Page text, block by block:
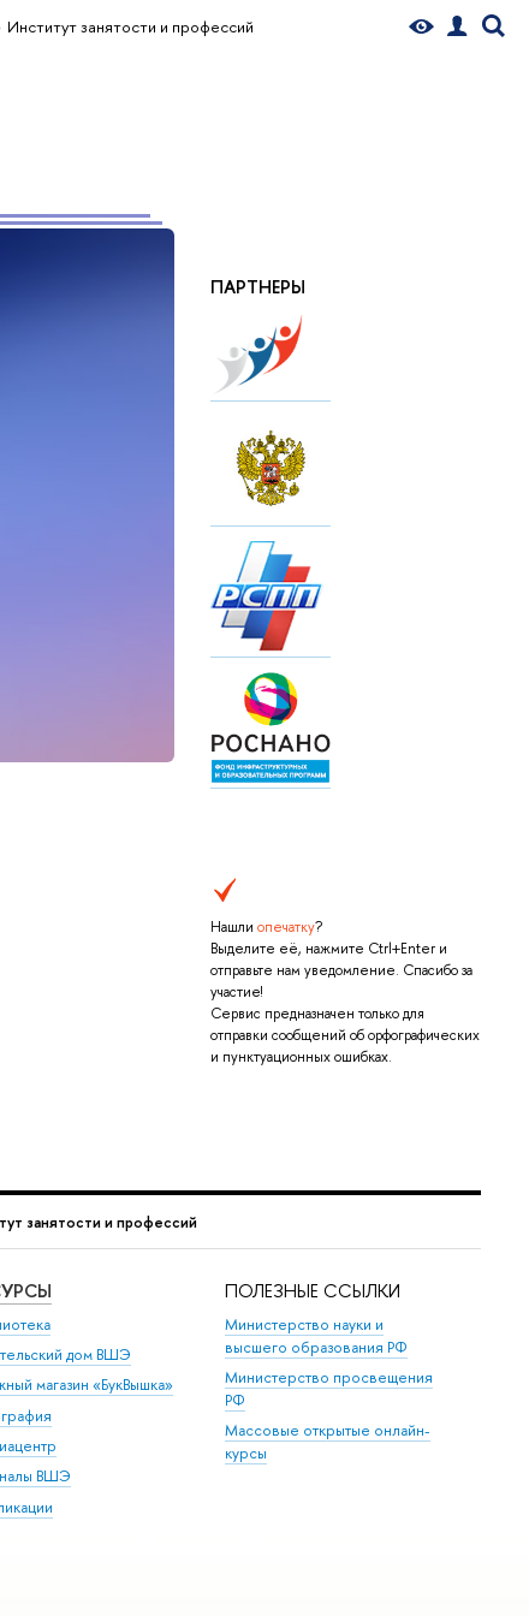
Институт занятости и профессий
ПАРТНЕРЫ
Нашли опечатку?
Выделите её, нажмите Ctrl+Enter и
отправьте нам уведомление. Спасибо за
участие!
Сервис предназначен только для
отправки сообщений об орфографических
и пунктуационных ошибках.
занятости и профессий
дом ВШЭ
магазин «БукВышка»
ВШЭ
ПОЛЕЗНЫЕ ССЫЛКИ
Министерство науки и
высшего образования РФ
Министерство просвещения
РФ
Массовые открытые онлайн-
курсы